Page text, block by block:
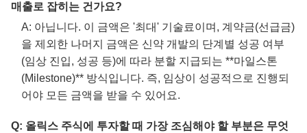
매출로 잡히는 건가요?
A: 아닙니다. 이 금액은 '최대' 기술료이며, 계약금(선급금)
을 제외한 나머지 금액은 신약 개발의 단계별 성공 여부
(임상 진입, 성공 등)에 따라 분할 지급되는 **마일스톤
(Milestone)** 방식입니다. 즉, 임상이 성공적으로 진행되
어야 모든 금액을 받을 수 있어요.
Q: 올릭스 주식에 투자할 때 가장 조심해야 할 부분은 무엇